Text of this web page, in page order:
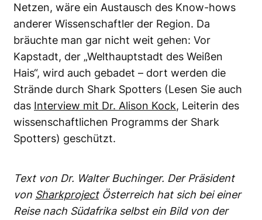
Netzen, wäre ein Austausch des Know-hows
anderer Wissenschaftler der Region. Da
bräuchte man gar nicht weit gehen: Vor
Kapstadt, der „Welthauptstadt des Weißen
Hais“, wird auch gebadet – dort werden die
Strände durch Shark Spotters (Lesen Sie auch
das Interview mit Dr. Alison Kock, Leiterin des
wissenschaftlichen Programms der Shark
Spotters) geschützt.
Text von Dr. Walter Buchinger. Der Präsident
von SharkprojectÖsterreich hat sich bei einer
Reise nach Südafrika selbst ein Bild von der